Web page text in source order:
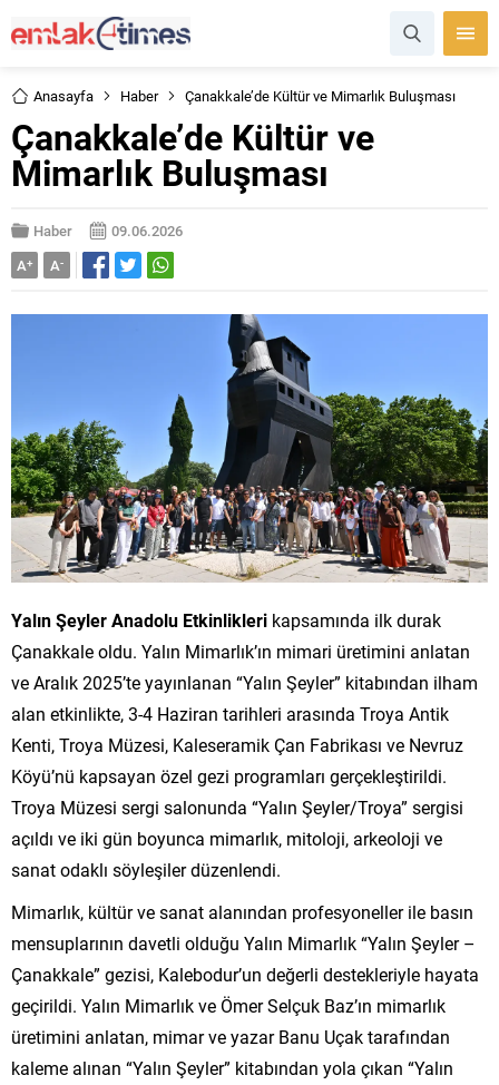
Anasayfa Haber Çanakkale’de Kültür ve Mimarlık Buluşması
Çanakkale’de Kültür ve
Mimarlık Buluşması
Haber
09.06.2026
A+ A-
Yalın Şeyler Anadolu Etkinlikleri kapsamında ilk durak
Çanakkale oldu. Yalın Mimarlık’ın mimari üretimini anlatan
ve Aralık 2025’te yayınlanan “Yalın Şeyler” kitabından ilham
alan etkinlikte, 3-4 Haziran tarihleri arasında Troya Antik
Kenti, Troya Müzesi, Kaleseramik Çan Fabrikası ve Nevruz
Köyü’nü kapsayan özel gezi programları gerçekleştirildi.
Troya Müzesi sergi salonunda “Yalın Şeyler/Troya” sergisi
açıldı ve iki gün boyunca mimarlık, mitoloji, arkeoloji ve
sanat odaklı söyleşiler düzenlendi.
Mimarlık, kültür ve sanat alanından profesyoneller ile basın
mensuplarının davetli olduğu Yalın Mimarlık “Yalın Şeyler –
Çanakkale” gezisi, Kalebodur’un değerli destekleriyle hayata
geçirildi. Yalın Mimarlık ve Ömer Selçuk Baz’ın mimarlık
üretimini anlatan, mimar ve yazar Banu Uçak tarafından
kaleme alınan “Yalın Şeyler” kitabından yola çıkan “Yalın